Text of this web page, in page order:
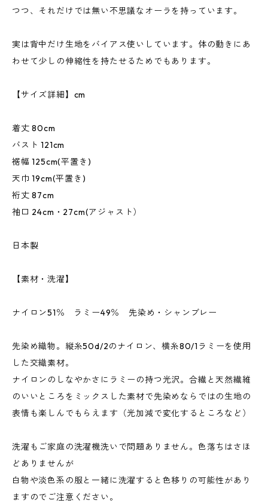
つつ、それだけでは無い不思議なオーラを持っています。
実は背中だけ生地をバイアス使いしています。体の動きにあ
わせて少しの伸縮性を持たせるためでもあります。
【サイズ詳細】cm
着丈 80cm
バスト 121cm
裾幅 125cm(平置き)
天巾 19cm(平置き)
裄丈 87cm
袖口 24cm・27cm(アジャスト）
日本製
【素材・洗濯】
ナイロン51％ ラミー49％ 先染め・シャンブレー
先染め織物。縦糸50d/2のナイロン、横糸80/1ラミーを使用
した交織素材。
ナイロンのしなやかさにラミーの持つ光沢。合繊と天然繊維
のいいところをミックスした素材で先染めならではの生地の
表情も楽しんでもらえます（光加減で変化するところなど）
洗濯もご家庭の洗濯機洗いで問題ありません。色落ちはさほ
どありませんが
白物や淡色系の服と一緒に洗濯すると色移りの可能性があり
ますのでご注意ください。